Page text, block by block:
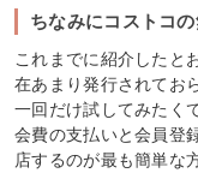
ちなみにコストコ
これまでに紹介したと
在あまり発行されてお
一回だけ試してみたく
会費の支払いと会員登
店するのが最も簡単な